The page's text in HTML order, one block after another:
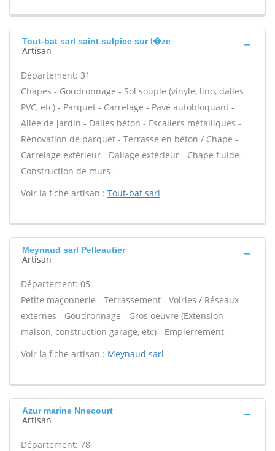
Tout-bat sarl saint sulpice sur l�ze
Artisan
Département: 31
Chapes - Goudronnage - Sol souple (vinyle, lino, dalles
PVC, etc) - Parquet - Carrelage - Pavé autobloquant -
Allée de jardin - Dalles béton - Escaliers métalliques -
Rénovation de parquet - Terrasse en béton / Chape -
Carrelage extérieur - Dallage extérieur - Chape fluide -
Construction de murs -
Voir la fiche artisan : Tout-bat sarl
Meynaud sarl Pelleautier
Artisan
Département: 05
Petite maçonnerie - Terrassement - Voiries / Réseaux
externes - Goudronnage - Gros oeuvre (Extension
maison, construction garage, etc) - Empierrement -
Voir la fiche artisan : Meynaud sarl
Azur marine Nnecourt
Artisan
Département: 78